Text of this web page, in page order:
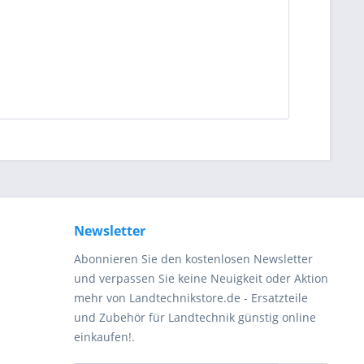
Newsletter
Abonnieren Sie den kostenlosen Newsletter
und verpassen Sie keine Neuigkeit oder Aktion
mehr von Landtechnikstore.de - Ersatzteile
und Zubehör für Landtechnik günstig online
einkaufen!.